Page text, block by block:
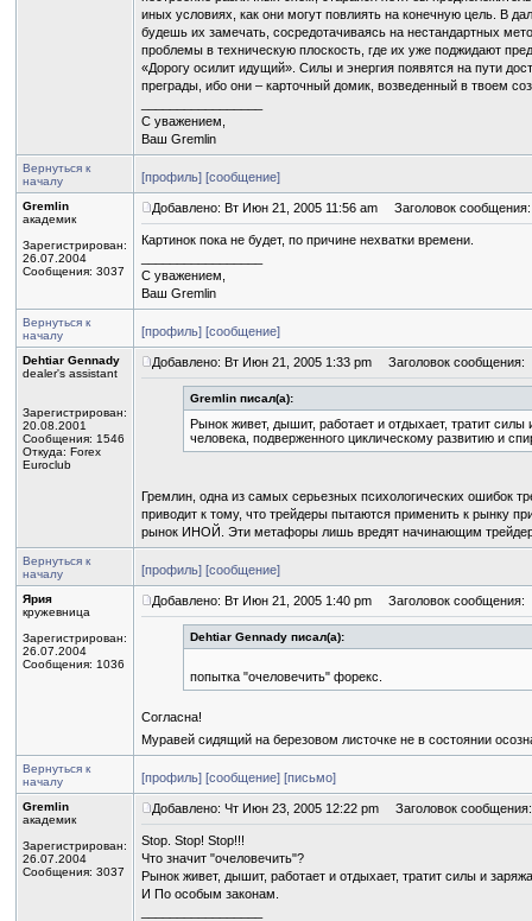
иных условиях, как они могут повлиять на конечную цель. В
будешь их замечать, сосредотачиваясь на нестандартных
проблемы в техническую плоскость, где их уже поджидают
«Дорогу осилит идущий». Силы и энергия появятся на пути
преграды, ибо они – карточный домик, возведенный в твоем
С уважением,
Ваш Gremlin
Вернуться к
началу
[профиль] [сообщение]
Gremlin
академик
Зарегистрирован:
26.07.2004
Сообщения: 3037
Добавлено: Вт Июн 21, 2005 11:56 am Заголовок сообщения:
Картинок пока не будет, по причине нехватки времени.
С уважением,
Ваш Gremlin
Вернуться к
началу
[профиль] [сообщение]
Dehtiar Gennady
dealer's assistant
Зарегистрирован:
20.08.2001
Сообщения: 1546
Откуда: Forex
Euroclub
Добавлено: Вт Июн 21, 2005 1:33 pm Заголовок сообщения:
Gremlin писал(а):
Рынок живет, дышит, работает и отдыхает, тратит
человека, подверженного циклическому развитию и
Гремлин, одна из самых серьезных психологических ошибок
приводит к тому, что трейдеры пытаются применить к рынку
рынок ИНОЙ. Эти метафоры лишь вредят начинающим
Вернуться к
началу
[профиль] [сообщение]
Ярия
кружевница
Зарегистрирован:
26.07.2004
Сообщения: 1036
Добавлено: Вт Июн 21, 2005 1:40 pm Заголовок сообщения:
Dehtiar Gennady писал(а):
попытка "очеловечить" форекс.
Согласна!
Муравей сидящий на березовом листочке не в состоянии
Вернуться к
началу
[профиль] [сообщение] [письмо]
Gremlin
академик
Зарегистрирован:
26.07.2004
Сообщения: 3037
Добавлено: Чт Июн 23, 2005 12:22 pm Заголовок сообщения:
Stop. Stop! Stop!!!
Что значит "очеловечить"?
Рынок живет, дышит, работает и отдыхает, тратит силы и
И По особым законам.